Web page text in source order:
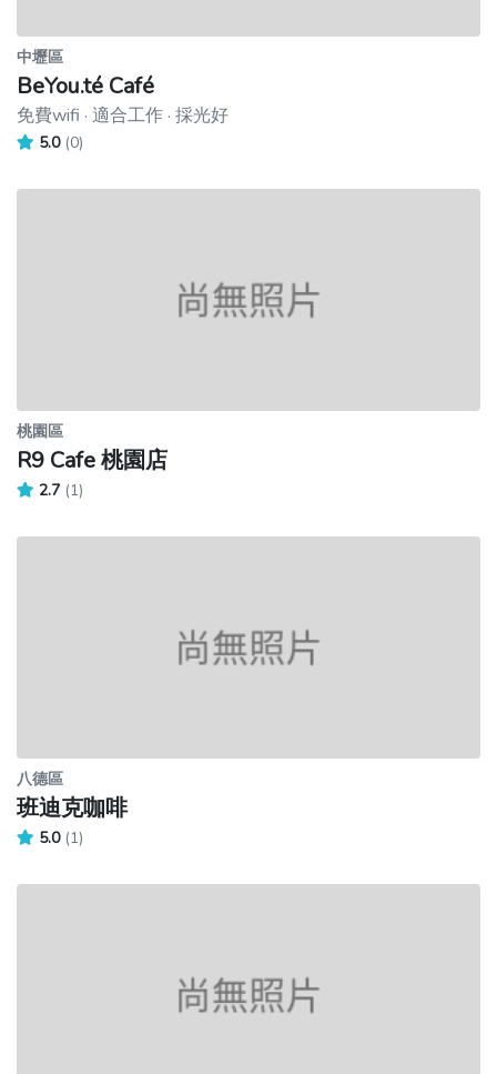
中壢區
BeYou.té Café
免費wifi · 適合工作 · 採光好
5.0 (0)
桃園區
R9 Cafe 桃園店
2.7 (1)
八德區
班迪克咖啡
5.0 (1)